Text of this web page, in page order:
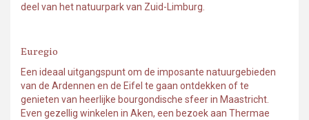
deel van het natuurpark van Zuid-Limburg.
Euregio
Een ideaal uitgangspunt om de imposante natuurgebieden
van de Ardennen en de Eifel te gaan ontdekken of te
genieten van heerlijke bourgondische sfeer in Maastricht.
Even gezellig winkelen in Aken, een bezoek aan Thermae